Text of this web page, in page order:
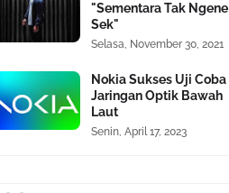
"Sementara Tak Ngene
Sek"
Selasa, November 30, 2021
Nokia Sukses Uji Coba
Jaringan Optik Bawah
Laut
Senin, April 17, 2023